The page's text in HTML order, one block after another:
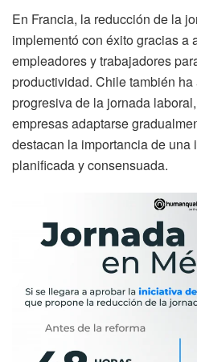
En Francia, la reducción de la
implementó con éxito gracias a
empleadores y trabajadores
productividad. Chile también
progresiva de la jornada
empresas adaptarse
destacan la importancia de una
planificada y consensuada.